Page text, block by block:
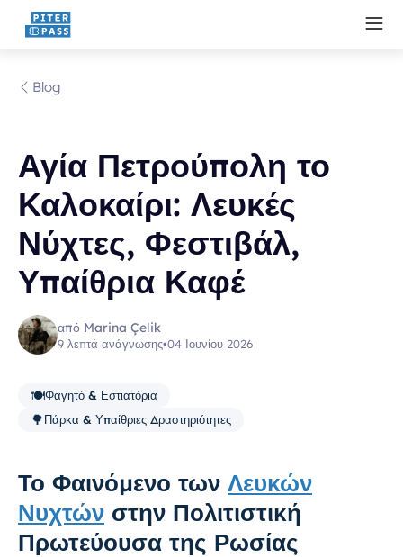
Blog
Αγία Πετρούπολη το
Καλοκαίρι: Λευκές
Νύχτες, Φεστιβάλ,
Υπαίθρια Καφέ
από Marina Çelik
9 λεπτά ανάγνωσης•04 Ιουνίου 2026
🍽️Φαγητό & Εστιατόρια
🌳Πάρκα & Υπαίθριες Δραστηριότητες
Το Φαινόμενο των Λευκών
Νυχτών στην Πολιτιστική
Πρωτεύουσα της Ρωσίας